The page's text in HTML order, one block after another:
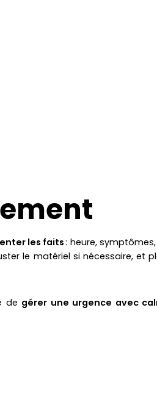
les faits: heure,
le matériel si nécessaire, et
de gérer une urgence avec